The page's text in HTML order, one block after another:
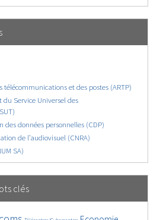
et des postes (ARTP)
Service Universel des
des données personnelles (CDP)
de l’audiovisuel (CNRA)
SA)
clés